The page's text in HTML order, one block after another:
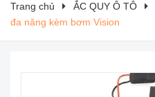
Trang chủ ẮC QUY Ô TÔ
đa năng kèm bơm Vision